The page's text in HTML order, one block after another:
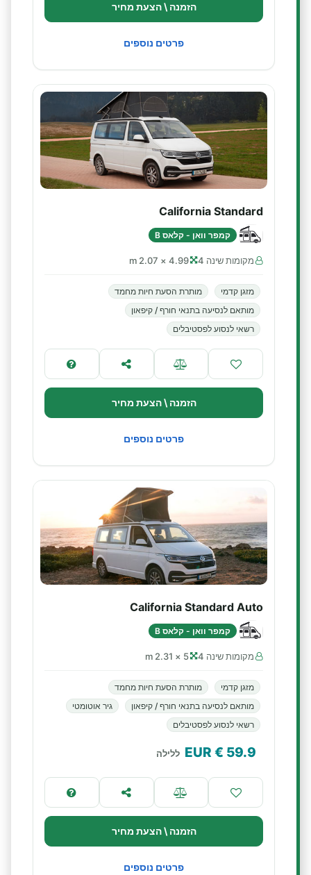
הזמנה \ הצעת מחיר
פרטים נוספים
California Standard
קמפר וואן - קלאס B
מקומות שינה 4 4.99 × 2.07 m
מזגן קדמי
מותרת הסעת חיות מחמד
מותאם לנסיעה בתנאי חורף / קיפאון
רשאי לנסוע לפסטיבלים
הזמנה \ הצעת מחיר
פרטים נוספים
California Standard Auto
קמפר וואן - קלאס B
מקומות שינה 4 5 × 2.31 m
מזגן קדמי
מותרת הסעת חיות מחמד
מותאם לנסיעה בתנאי חורף / קיפאון
גיר אוטומטי
רשאי לנסוע לפסטיבלים
59.9
€ EUR ללילה
הזמנה \ הצעת מחיר
פרטים נוספים